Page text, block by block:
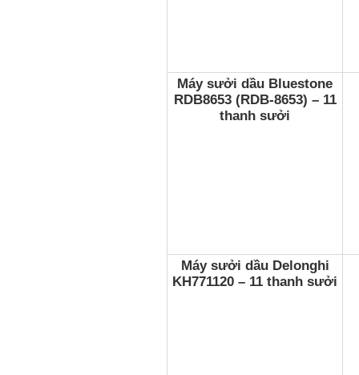
Máy sưởi dầu Bluestone
RDB8653 (RDB-8653) – 11
thanh sưởi
Máy sưởi dầu Delonghi
KH771120 – 11 thanh sưởi